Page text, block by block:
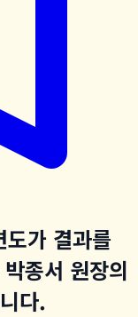
가 결과를
종서 원장의
다.